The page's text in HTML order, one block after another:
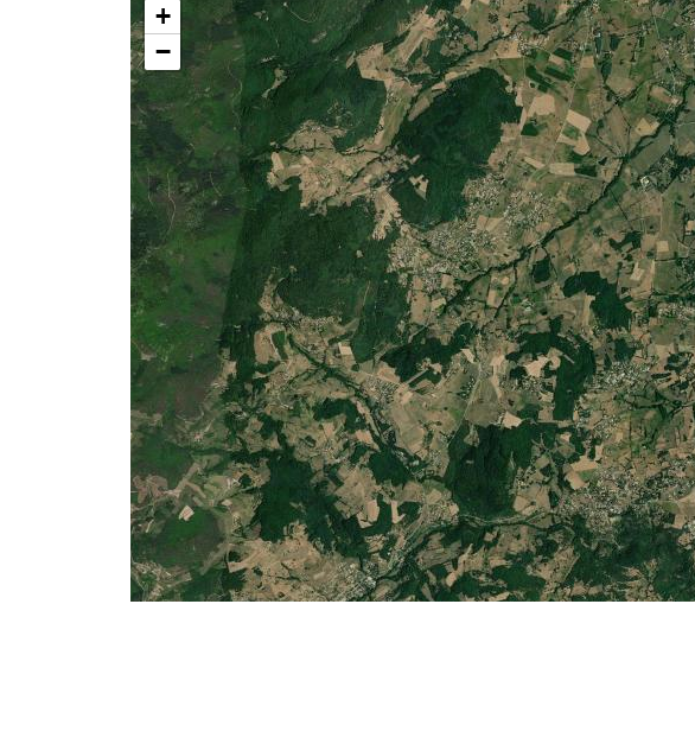
+
−